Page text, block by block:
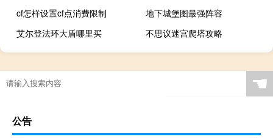
cf怎样设置cf点消费限制
地下城堡图最强阵容
艾尔登法环大盾哪里买
不思议迷宫爬塔攻略
☚
公告